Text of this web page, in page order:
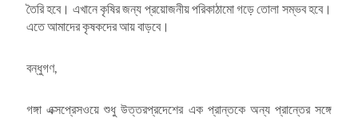
তৈরি হবে। এখানে কৃষির জন্য প্রয়োজনীয় পরিকাঠামো গড়ে তোলা সম্ভব হবে।
এতে আমাদের কৃষকদের আয় বাড়বে।
বন্ধুগণ,
গঙ্গা এক্সপ্রেসওয়ে শুধু উত্তরপ্রদেশের এক প্রান্তকে অন্য প্রান্তের সঙ্গে